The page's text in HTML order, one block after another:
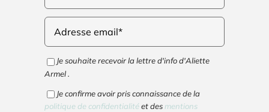
Je souhaite recevoir la lettre d'info d'Aliette
Armel .
Je confirme avoir pris connaissance de la
politique de confidentialitéet des mentions